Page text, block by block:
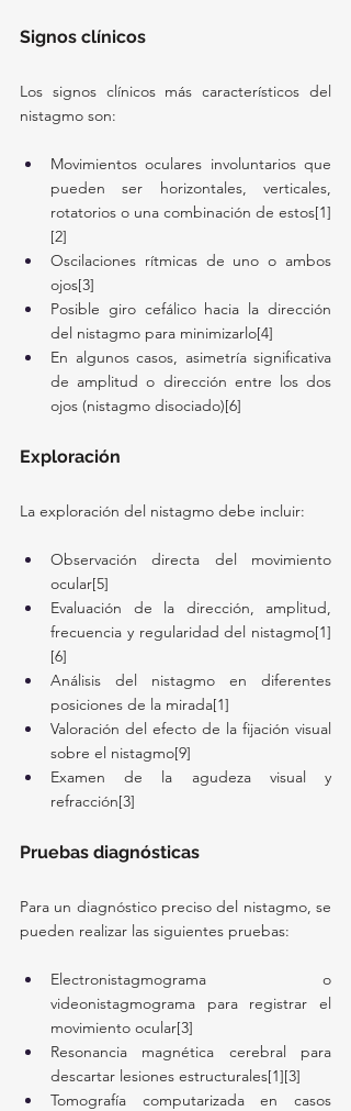
Signos clínicos
Los signos clínicos más característicos del
nistagmo son:
Movimientos oculares involuntarios que
pueden ser horizontales, verticales,
rotatorios o una combinación de estos[1]
[2]
Oscilaciones rítmicas de uno o ambos
ojos[3]
Posible giro cefálico hacia la dirección
del nistagmo para minimizarlo[4]
En algunos casos, asimetría significativa
de amplitud o dirección entre los dos
ojos (nistagmo disociado)[6]
Exploración
La exploración del nistagmo debe incluir:
Observación directa del movimiento
ocular[5]
Evaluación de la dirección, amplitud,
frecuencia y regularidad del nistagmo[1]
[6]
Análisis del nistagmo en diferentes
posiciones de la mirada[1]
Valoración del efecto de la fijación visual
sobre el nistagmo[9]
Examen de la agudeza visual y
refracción[3]
Pruebas diagnósticas
Para un diagnóstico preciso del nistagmo, se
pueden realizar las siguientes pruebas:
Electronistagmograma o
videonistagmograma para registrar el
movimiento ocular[3]
Resonancia magnética cerebral para
descartar lesiones estructurales[1][3]
Tomografía computarizada en casos